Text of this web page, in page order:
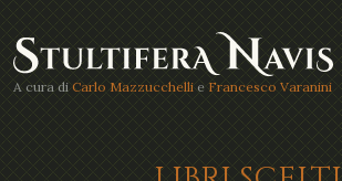
A cura di Carlo Mazzucchelli e Francesco Varanini